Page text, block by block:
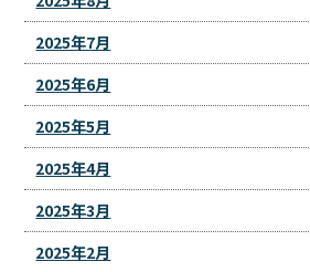
2025年7月
2025年6月
2025年5月
2025年4月
2025年3月
2025年2月